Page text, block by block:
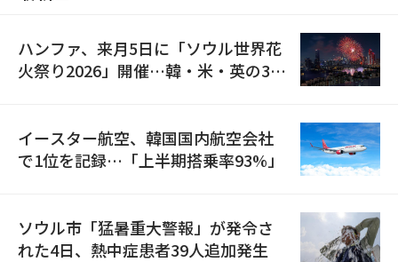
ハンファ、来月5日に「ソウル世界花
火祭り2026」開催…韓・米・英の3カ
イースター航空、韓国国内航空会社
で1位を記録…「上半期搭乗率93%」
ソウル市「猛暑重大警報」が発令さ
れた4日、熱中症患者39人追加発生